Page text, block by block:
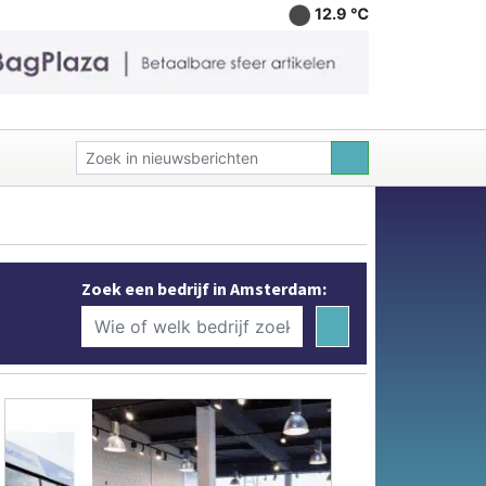
12.9 ℃
Zoek een bedrijf in Amsterdam: